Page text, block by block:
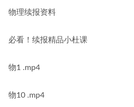
物理续报资料
必看！续报精品小杜课
物1 .mp4
物10 .mp4